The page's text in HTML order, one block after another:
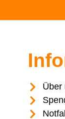
Über
Notfall